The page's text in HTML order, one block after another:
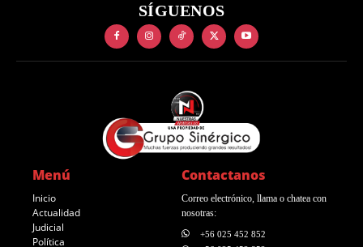
SÍGUENOS
Menú
Inicio
Actualidad
Judicial
Política
Contactanos
Correo electrónico, llama o chatea con
nosotras:
+56 025 452 852